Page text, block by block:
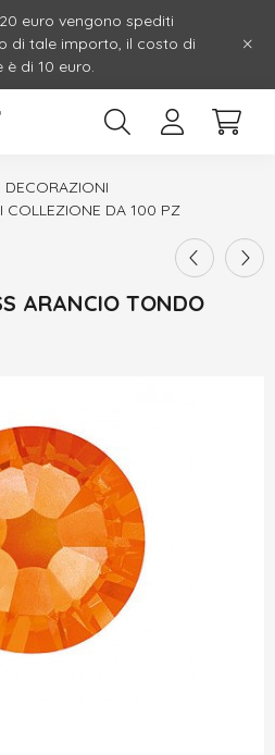
euro vengono spediti
di tale importo, il costo di
è di 10 euro.
DECORAZIONI
COLLEZIONE DA 100 PZ
ARANCIO TONDO